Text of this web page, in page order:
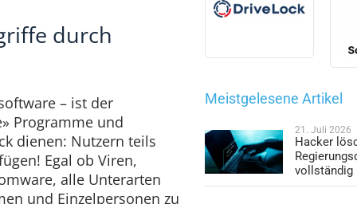
durch
– ist der
Programme und
dienen: Nutzern teils
Egal ob Viren,
alle Unterarten
und Einzelpersonen zu
Meistgelesene Artikel
21. Juli 2026
Hacker
vollständig